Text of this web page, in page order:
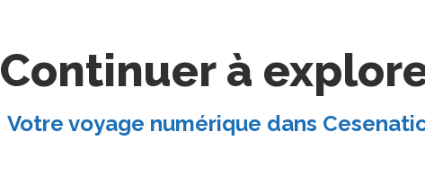
Continuer à
Votre voyage numérique dans